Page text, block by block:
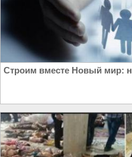
Строим вместе Новый мир: